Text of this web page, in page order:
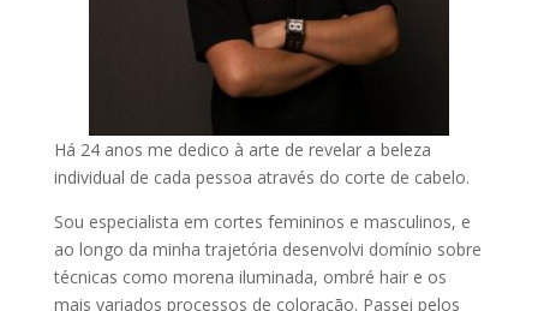
Há 24 anos me dedico à arte de revelar a beleza
individual de cada pessoa através do corte de cabelo.
Sou especialista em cortes femininos e masculinos, e
ao longo da minha trajetória desenvolvi domínio sobre
técnicas como morena iluminada, ombré hair e os
mais variados processos de coloração. Passei pelos